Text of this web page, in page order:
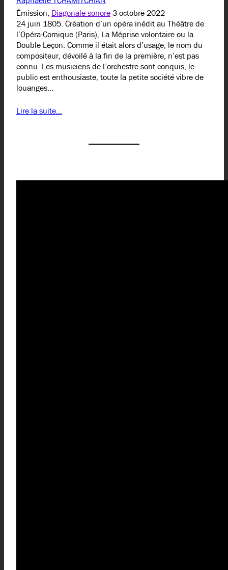
Émission, Diagonale sonore3 octobre 2022
24 juin 1805. Création d’un opéra inédit au Théâtre de
l’Opéra-Comique (Paris), La Méprise volontaire ou la
Double Leçon. Comme il était alors d’usage, le nom du
compositeur, dévoilé à la fin de la première, n’est pas
connu. Les musiciens de l’orchestre sont conquis, le
public est enthousiaste, toute la petite société vibre de
louanges…
Lire la suite…